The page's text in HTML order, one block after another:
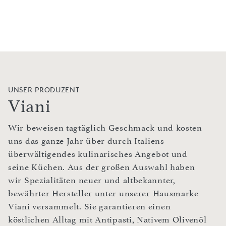
UNSER PRODUZENT
Viani
Wir beweisen tagtäglich Geschmack und kosten
uns das ganze Jahr über durch Italiens
überwältigendes kulinarisches Angebot und
seine Küchen. Aus der großen Auswahl haben
wir Spezialitäten neuer und altbekannter,
bewährter Hersteller unter unserer Hausmarke
Viani versammelt. Sie garantieren einen
köstlichen Alltag mit Antipasti, Nativem Olivenöl